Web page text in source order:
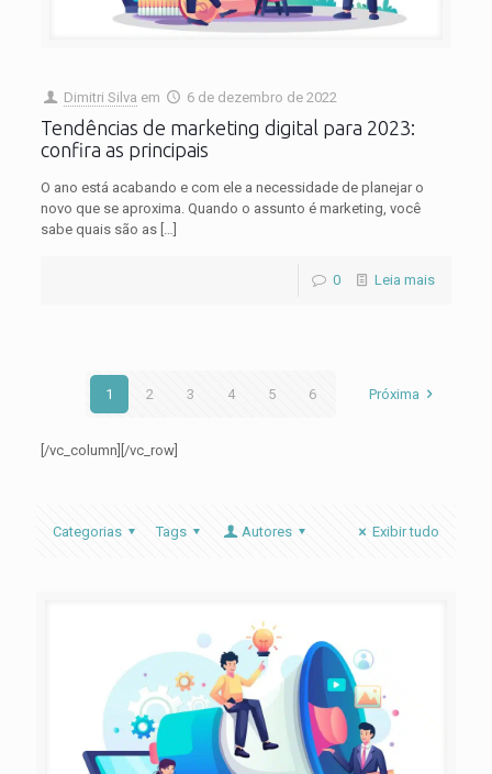
Dimitri Silva em 6 de dezembro de 2022
Tendências de marketing digital para 2023:
confira as principais
O ano está acabando e com ele a necessidade de planejar o
novo que se aproxima. Quando o assunto é marketing, você
sabe quais são as[…]
0 Leia mais
1 2 3 4 5 6 Próxima
[/vc_column][/vc_row]
Categorias Tags Autores Exibir tudo